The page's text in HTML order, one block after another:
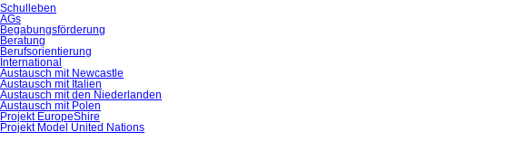
Schulleben
AGs
Begabungsförderung
Beratung
Berufsorientierung
International
Austausch mit Newcastle
Austausch mit Italien
Austausch mit den Niederlanden
Austausch mit Polen
Projekt EuropeShire
Projekt Model United Nations